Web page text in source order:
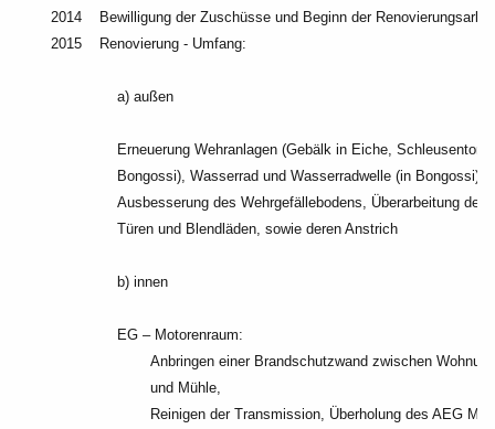
2014 Bewilligung der Zuschüsse und Beginn der
2015 Renovierung - Umfang:
a) außen
Erneuerung Wehranlagen (Gebälk in Eiche, Schleusentore
Bongossi), Wasserrad und Wasserradwelle (in Bongossi),
Ausbesserung des Wehrgefällebodens, Überarbeitung der
Türen und Blendläden, sowie deren Anstrich
b) innen
EG – Motorenraum:
Anbringen einer Brandschutzwand zwischen
und Mühle,
Reinigen der Transmission, Überholung des AEG